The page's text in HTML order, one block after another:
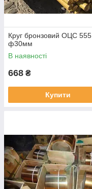
Круг бронзовий ОЦС 555
ф30мм
В наявності
668 ₴
Купити